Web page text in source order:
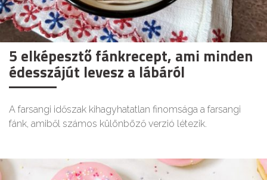
5 elképesztő fánkrecept, ami minden
édesszájút levesz a lábáról
A farsangi időszak kihagyhatatlan finomsága a farsangi
fánk, amiből számos különböző verzió létezik.